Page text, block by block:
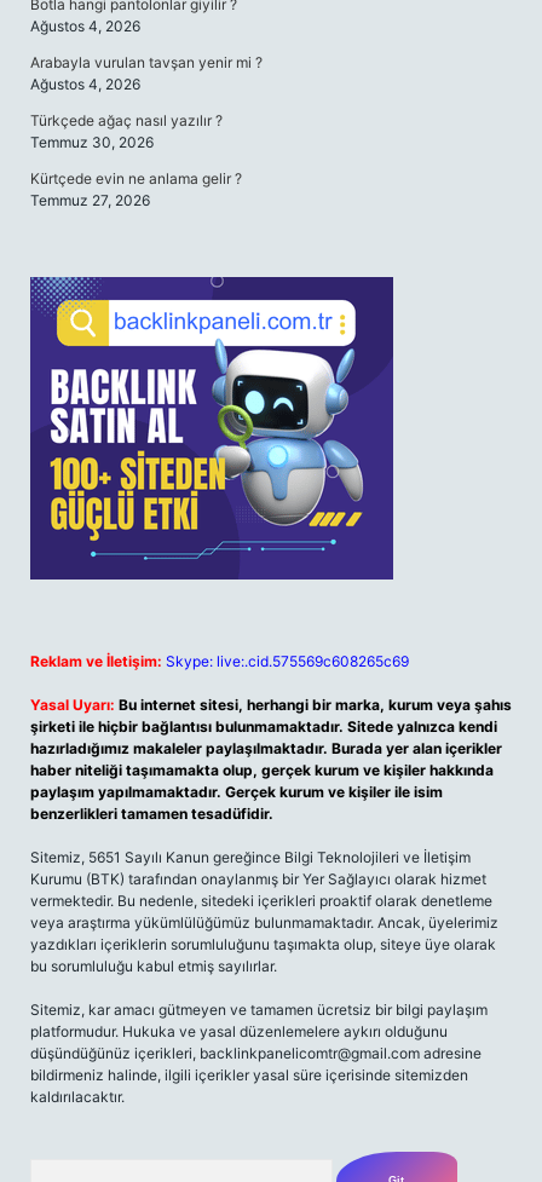
Botla hangi pantolonlar giyilir ?
Ağustos 4, 2026
Arabayla vurulan tavşan yenir mi ?
Ağustos 4, 2026
Türkçede ağaç nasıl yazılır ?
Temmuz 30, 2026
Kürtçede evin ne anlama gelir ?
Temmuz 27, 2026
Reklam ve İletişim: Skype: live:.cid.575569c608265c69
Yasal Uyarı: Bu internet sitesi, herhangi bir marka, kurum veya şahıs
şirketi ile hiçbir bağlantısı bulunmamaktadır. Sitede yalnızca kendi
hazırladığımız makaleler paylaşılmaktadır. Burada yer alan içerikler
haber niteliği taşımamakta olup, gerçek kurum ve kişiler hakkında
paylaşım yapılmamaktadır. Gerçek kurum ve kişiler ile isim
benzerlikleri tamamen tesadüfidir.
Sitemiz, 5651 Sayılı Kanun gereğince Bilgi Teknolojileri ve İletişim
Kurumu (BTK) tarafından onaylanmış bir Yer Sağlayıcı olarak hizmet
vermektedir. Bu nedenle, sitedeki içerikleri proaktif olarak denetleme
veya araştırma yükümlülüğümüz bulunmamaktadır. Ancak, üyelerimiz
yazdıkları içeriklerin sorumluluğunu taşımakta olup, siteye üye olarak
bu sorumluluğu kabul etmiş sayılırlar.
Sitemiz, kar amacı gütmeyen ve tamamen ücretsiz bir bilgi paylaşım
platformudur. Hukuka ve yasal düzenlemelere aykırı olduğunu
düşündüğünüz içerikleri, backlinkpanelicomtr@gmail.com adresine
bildirmeniz halinde, ilgili içerikler yasal süre içerisinde sitemizden
kaldırılacaktır.